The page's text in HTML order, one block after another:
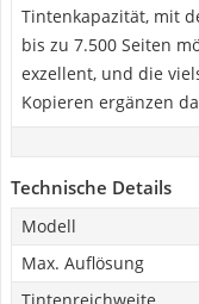
Tintenkapazität, mit
bis zu 7.500 Seiten
exzellent, und die
Kopieren ergänzen
Technische Details
Modell
Max. Auflösung